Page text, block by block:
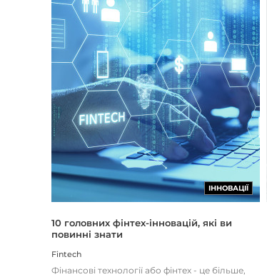
ІННОВАЦІЇ
10 головних фінтех-інновацій, які ви
повинні знати
Fintech
Фінансові технології або фінтех - це більше,